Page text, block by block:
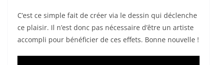
C’est ce simple fait de créer via le dessin qui déclenche
ce plaisir. Il n’est donc pas nécessaire d’être un artiste
accompli pour bénéficier de ces effets. Bonne nouvelle !